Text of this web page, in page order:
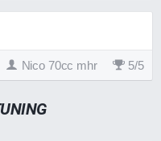
TNT 50 mm
N.C.
Conti Harri's
Nico 70cc mhr 5/5